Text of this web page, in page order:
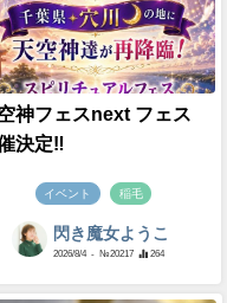
神フェスnext フェス
決定‼️
イベント 稲毛
閃き魔女ようこ
2026/8/4 - №20217 264